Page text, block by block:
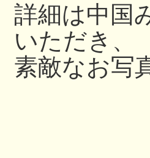
詳細は中国
いただき、
素敵なお写